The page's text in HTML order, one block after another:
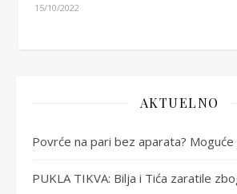
15/10/2022
AKTUELNO
Povrće na pari bez aparata? Moguće
PUKLA TIKVA: Bilja i Tića zaratile